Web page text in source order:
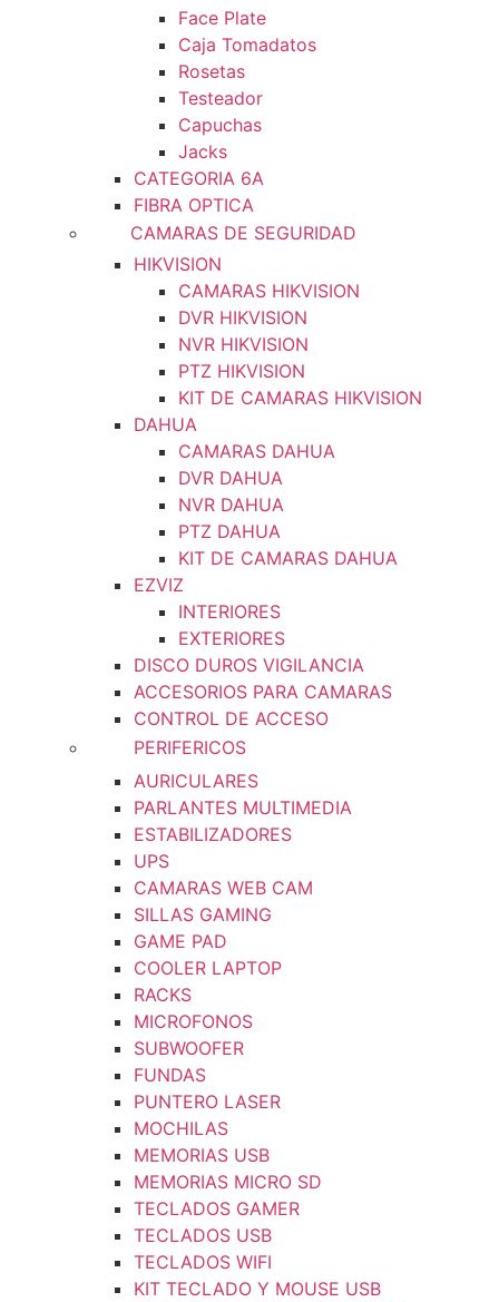
Face Plate
Caja Tomadatos
Rosetas
Testeador
Capuchas
Jacks
CATEGORIA 6A
FIBRA OPTICA
CAMARAS DE SEGURIDAD
HIKVISION
CAMARAS HIKVISION
DVR HIKVISION
NVR HIKVISION
PTZ HIKVISION
KIT DE CAMARAS HIKVISION
DAHUA
CAMARAS DAHUA
DVR DAHUA
NVR DAHUA
PTZ DAHUA
KIT DE CAMARAS DAHUA
EZVIZ
INTERIORES
EXTERIORES
DISCO DUROS VIGILANCIA
ACCESORIOS PARA CAMARAS
CONTROL DE ACCESO
PERIFERICOS
AURICULARES
PARLANTES MULTIMEDIA
ESTABILIZADORES
UPS
CAMARAS WEB CAM
SILLAS GAMING
GAME PAD
COOLER LAPTOP
RACKS
MICROFONOS
SUBWOOFER
FUNDAS
PUNTERO LASER
MOCHILAS
MEMORIAS USB
MEMORIAS MICRO SD
TECLADOS GAMER
TECLADOS USB
TECLADOS WIFI
KIT TECLADO Y MOUSE USB